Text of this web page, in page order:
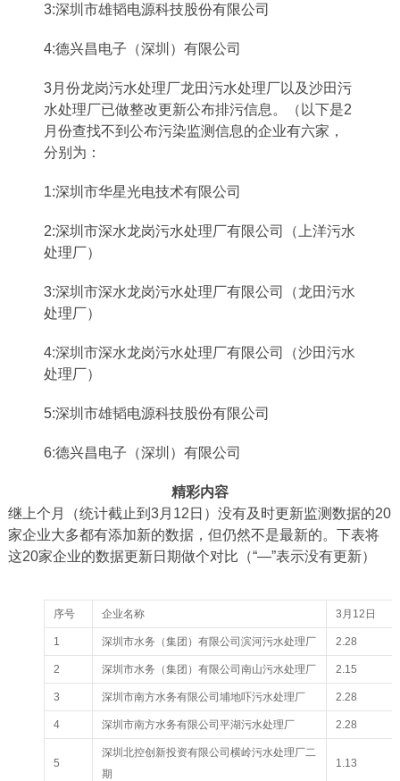
3:深圳市雄韬电源科技股份有限公司
4:德兴昌电子（深圳）有限公司
3月份龙岗污水处理厂龙田污水处理厂以及沙田污
水处理厂已做整改更新公布排污信息。（以下是2
月份查找不到公布污染监测信息的企业有六家，
分别为：
1:深圳市华星光电技术有限公司
2:深圳市深水龙岗污水处理厂有限公司（上洋污水
处理厂）
3:深圳市深水龙岗污水处理厂有限公司（龙田污水
处理厂）
4:深圳市深水龙岗污水处理厂有限公司（沙田污水
处理厂）
5:深圳市雄韬电源科技股份有限公司
6:德兴昌电子（深圳）有限公司
精彩内容
继上个月（统计截止到3月12日）没有及时更新监测数据的20
家企业大多都有添加新的数据，但仍然不是最新的。下表将
这20家企业的数据更新日期做个对比（“—”表示没有更新）
序号 企业名称 3月12日
1 深圳市水务（集团）有限公司滨河污水处理厂 2.28
2 深圳市水务（集团）有限公司南山污水处理厂 2.15
3 深圳市南方水务有限公司埔地吓污水处理厂 2.28
4 深圳市南方水务有限公司平湖污水处理厂 2.28
5
深圳北控创新投资有限公司横岭污水处理厂二
期
1.13